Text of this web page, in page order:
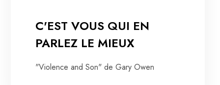
C'EST VOUS QUI EN
PARLEZ LE MIEUX
"Violence and Son" de Gary Owen